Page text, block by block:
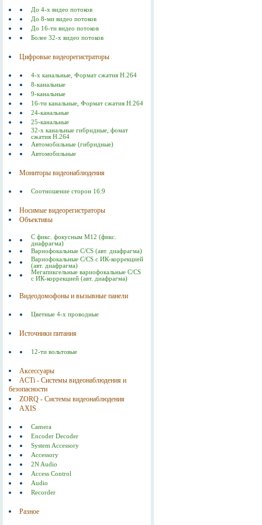
До 4-х видео потоков
До 8-ми видео потоков
До 16-ти видео потоков
Более 32-х видео потоков
Цифровые видеорегистраторы
4-х канальные, Формат сжатия Н.264
8-канальные
9-канальные
16-ти канальные, Формат сжатия Н.264
24-канальные
25-канальные
32-х канальные гибридные, фомат
сжатия H.264
Автомобильные (гибридные)
Автомобильные
Мониторы видеонаблюдения
Соотношение сторон 16:9
Носимые видеорегистраторы
Объективы
С фикс. фокусным M12 (фикс.
диафрагма)
Вариофокальные С/СS (авт. диафрагма)
Вариофокальные C/CS с ИК-коррекцией
(авт. диафрагма)
Мегапиксельные вариофокальные C/CS
с ИК-коррекцией (авт. диафрагма)
Видеодомофоны и вызывные панели
Цветные 4-х проводные
Источники питания
12-ти вольтовые
Аксессуары
ACTi - Системы видеонаблюдения и
безопасности
ZORQ - Системы видеонаблюдения
AXIS
Camera
Encoder Decoder
System Accessory
Accessory
2N Audio
Access Control
Audio
Recorder
Разное